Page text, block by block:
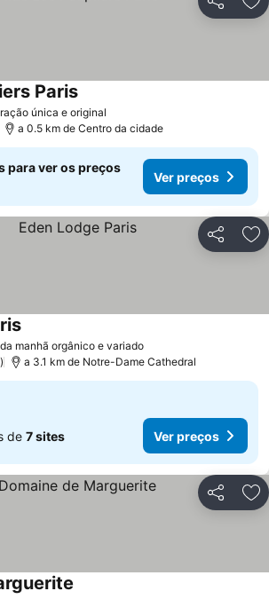
Partilhar
única e original
Paris
a 0.5 km de Centro da cidade
para ver os preços
Ver preços
Partilhar
manhã orgânico e variado
a 3.1 km de Notre-Dame Cathedral
de 7 sites Ver preços
Partilhar